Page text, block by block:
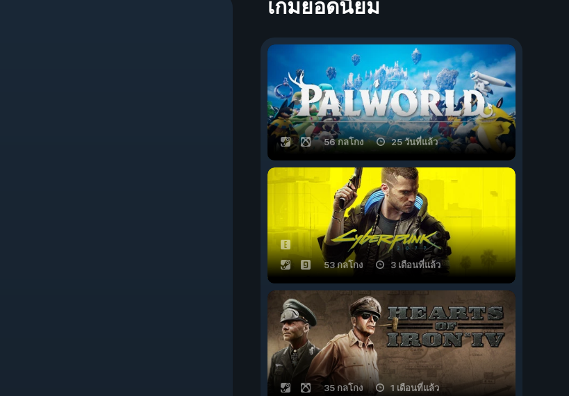
เกมยอดนิยม
56 กลโกง 25 วันที่แล้ว
53 กลโกง 3 เดือนที่แล้ว
35 กลโกง 1 เดือนที่แล้ว